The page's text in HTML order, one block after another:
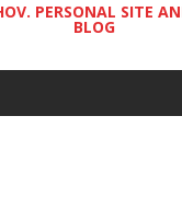
PERSONAL SITE
BLOG